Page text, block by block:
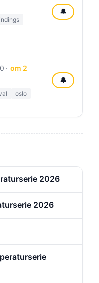
🔔
om 2
oslo
🔔
2026
2026